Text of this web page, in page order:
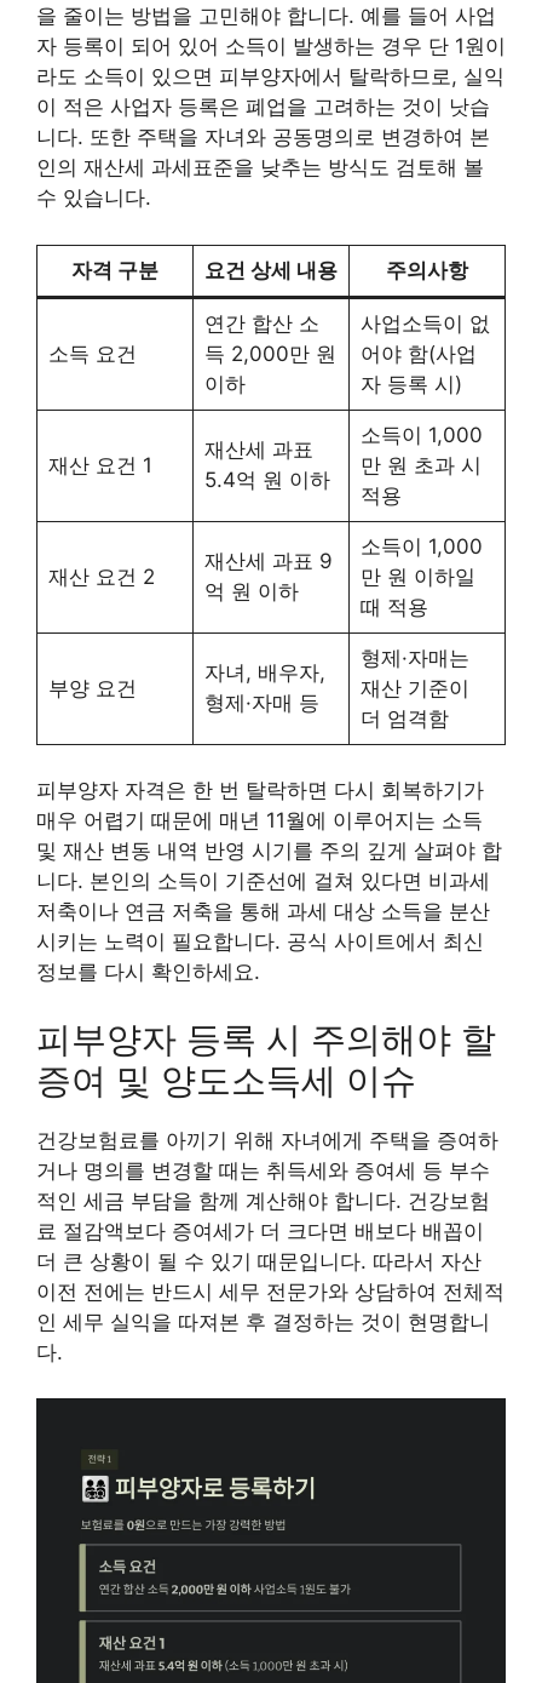
을 줄이는 방법을 고민해야 합니다. 예를 들어 사업
자 등록이 되어 있어 소득이 발생하는 경우 단 1원이
라도 소득이 있으면 피부양자에서 탈락하므로, 실익
이 적은 사업자 등록은 폐업을 고려하는 것이 낫습
니다. 또한 주택을 자녀와 공동명의로 변경하여 본
인의 재산세 과세표준을 낮추는 방식도 검토해 볼
수 있습니다.
자격 구분 요건 상세 내용 주의사항
소득 요건
연간 합산 소
득 2,000만 원
이하
사업소득이 없
어야 함(사업
자 등록 시)
재산 요건 1
재산세 과표
5.4억 원 이하
소득이 1,000
만 원 초과 시
적용
재산 요건 2
재산세 과표 9
억 원 이하
소득이 1,000
만 원 이하일
때 적용
부양 요건
자녀, 배우자,
형제·자매 등
형제·자매는
재산 기준이
더 엄격함
피부양자 자격은 한 번 탈락하면 다시 회복하기가
매우 어렵기 때문에 매년 11월에 이루어지는 소득
및 재산 변동 내역 반영 시기를 주의 깊게 살펴야 합
니다. 본인의 소득이 기준선에 걸쳐 있다면 비과세
저축이나 연금 저축을 통해 과세 대상 소득을 분산
시키는 노력이 필요합니다. 공식 사이트에서 최신
정보를 다시 확인하세요.
피부양자 등록 시 주의해야 할
증여 및 양도소득세 이슈
건강보험료를 아끼기 위해 자녀에게 주택을 증여하
거나 명의를 변경할 때는 취득세와 증여세 등 부수
적인 세금 부담을 함께 계산해야 합니다. 건강보험
료 절감액보다 증여세가 더 크다면 배보다 배꼽이
더 큰 상황이 될 수 있기 때문입니다. 따라서 자산
이전 전에는 반드시 세무 전문가와 상담하여 전체적
인 세무 실익을 따져본 후 결정하는 것이 현명합니
다.